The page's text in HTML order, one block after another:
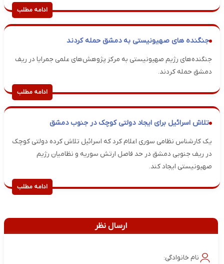
ادامه مطلب
جنگنده های صهیونیستی به دمشق حمله کردند
جنگنده‌های رژیم صهیونیستی به مرکز پژوهش‌های علمی جمرایا در ریف
دمشق حمله کردند.
ادامه مطلب
تلاش اسرائیل برای ایجاد دولتی کوچک در جنوب دمشق
یک کارشناس نظامی سوری اعلام کرد که اسرائیل تلاش کرده دولتی کوچک
در ریف جنوبی دمشق در حد فاصل ارتش سوریه و نظامیان رژیم
صهیونیستی ایجاد کند.
ادامه مطلب
ارسال نظر
نام خانوادگی: